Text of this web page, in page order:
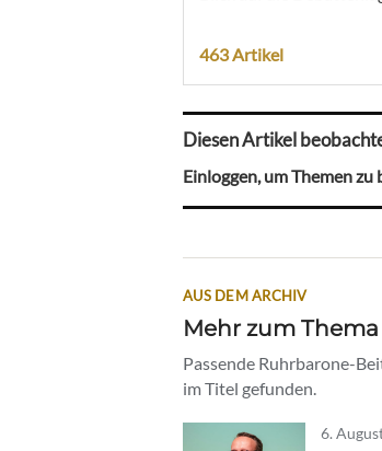
463 Artikel
Diesen Artikel
Einloggen, um Themen zu
AUS DEM ARCHIV
Mehr zum Thema
Passende Ruhrbarone-
im Titel gefunden.
6.